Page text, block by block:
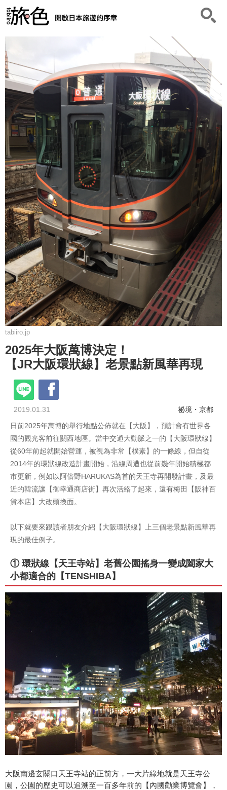
tabiiro.jp
2025年大阪萬博決定！
【JR大阪環狀線】老景點新風華再現
2019.01.31
祕境・京都
日前2025年萬博的舉行地點公佈就在【大阪】，預計會有世界各
國的觀光客前往關西地區。當中交通大動脈之一的【大阪環狀線】
從60年前起就開始營運，被視為非常【樸素】的一條線，但自從
2014年的環狀線改造計畫開始，沿線周遭也從前幾年開始積極都
市更新，例如以阿倍野HARUKAS為首的天王寺再開發計畫，及最
近的韓流讓【御幸通商店街】再次活絡了起來，還有梅田【阪神百
貨本店】大改頭換面。
以下就要來跟讀者朋友介紹【大阪環狀線】上三個老景點新風華再
現的最佳例子。
① 環狀線【天王寺站】老舊公園搖身一變成闔家大
小都適合的【TENSHIBA】
大阪南邊玄關口天王寺站的正前方，一大片綠地就是天王寺公
園，公園的歷史可以追溯至一百多年前的【內國勸業博覽會】，